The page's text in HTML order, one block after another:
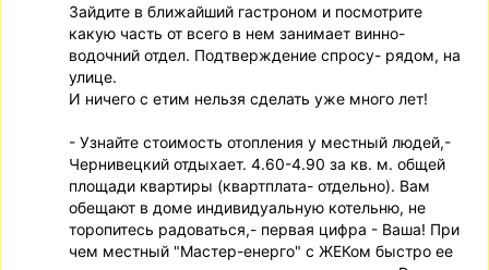
Зайдите в ближайший гастроном и посмотрите
какую часть от всего в нем занимает винно-
водочний отдел. Подтверждение спросу- рядом, на
улице.
И ничего с етим нельзя сделать уже много лет!
- Узнайте стоимость отопления у местный людей,-
Чернивецкий отдыхает. 4.60-4.90 за кв. м. общей
площади квартиры (квартплата- отдельно). Вам
обещают в доме индивидуальную котельню, не
торопитесь радоваться,- первая цифра - Ваша! При
чем местный "Мастер-енерго" с ЖЕКом быстро ее